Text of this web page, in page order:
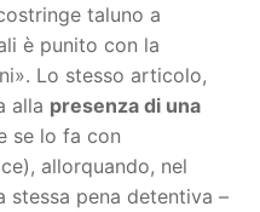
taluno a
è punito con la
Lo stesso articolo,
alla presenza di una
se lo fa con
allorquando, nel
stessa pena detentiva –